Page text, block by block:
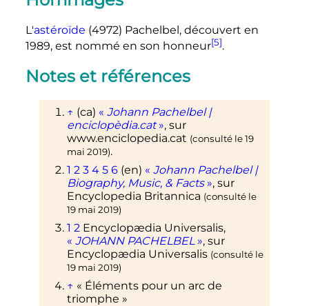
L'astéroïde (4972) Pachelbel, découvert en
1989, est nommé en son honneur[5].
Notes et références
↑ (ca) « Johann Pachelbel |
enciclopèdia.cat », sur
www.enciclopedia.cat (consulté le19
mai 2019).
1 2 3 4 5 6 (en) « Johann Pachelbel |
Biography, Music, & Facts », sur
Encyclopedia Britannica (consulté le
19 mai 2019)
1 2 Encyclopædia Universalis,
« JOHANN PACHELBEL », sur
Encyclopædia Universalis (consulté le
19 mai 2019)
↑ « Éléments pour un arc de
triomphe »